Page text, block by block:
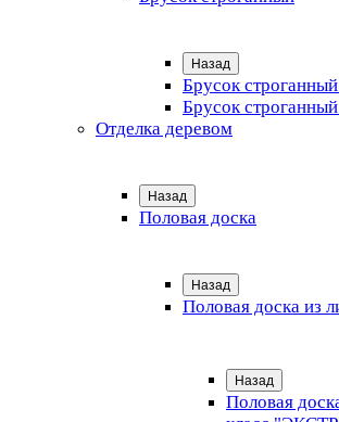
Назад
Брусок
Брусок
Отделка деревом
Назад
Половая доска
Назад
Половая доска из
Назад
Половая